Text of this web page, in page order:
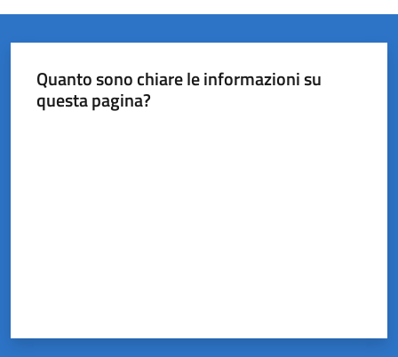
argomenti
Menu selezionato
Quanto sono chiare le informazioni su
questa pagina?